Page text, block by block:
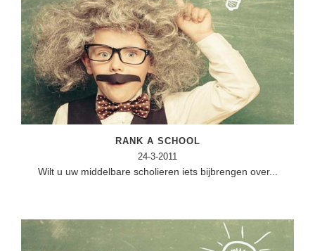
RANK A SCHOOL
24-3-2011
Wilt u uw middelbare scholieren iets bijbrengen over...